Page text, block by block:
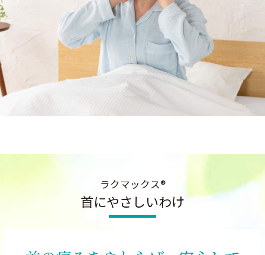
ラクマックス®
首にやさしいわけ